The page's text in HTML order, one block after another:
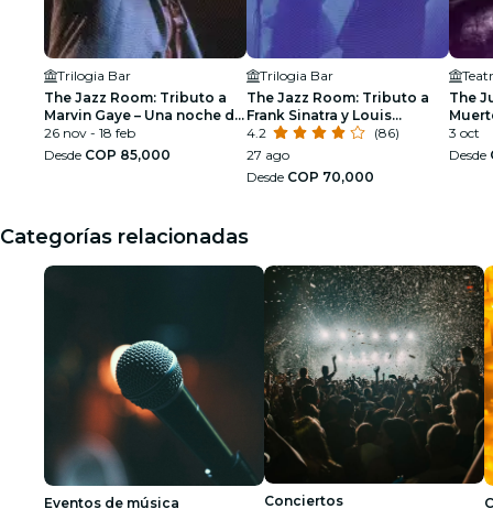
Trilogia Bar
The Jazz Room: Tributo a
Marvin Gaye – Una noche de
soul
26 nov - 18 feb
Desde COP 85,000
Trilogia Bar
The Jazz Room: Tributo a
Frank Sinatra y Louis
Armstrong
4.2
(86)
27 ago
Desde COP 70,000
The
3 oct
Desde
Categorías relacionadas
Eventos de música Conciertos